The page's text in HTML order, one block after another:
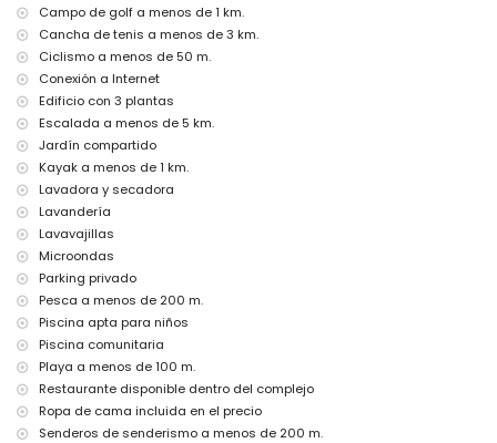
servicio de lavandería
calefacción por suelo radiante
cuna para niños (bajo demanda)
Entretenimiento y actividades de ocio para sus vacaciones en
Altea, Costa Blanca
casa)
parque de atracciones (Terra Mítica), parque temático (Terra Mítica),
zoológico (Terra Natura), parque de vida salvaje (Terra Natura) y
parque acuático (Aqualandia) (a menos de 10 kilómetros de la
casa)
Lugares de interés y cultura en Altea, Costa Blanca
sitio histórico (Iglesia casco antiguo) (a menos de 5 kilómetros del
alojamiento)
museo (Museo de Chocolate) y castillo (Castillo de Guadalest) (a
menos de 25 kilómetros del alojamiento)
Deportes
golf (Golf Don Cayo), senderismo, ciclismo, kayak, pesca, buceo,
snorkel y windsurf (a menos de 1000 metros del apartamento)
Campo de golf a menos de 1 km.
Cancha de tenis a menos de 3 km.
Ciclismo a menos de 50 m.
Conexión a Internet
Edificio con 3 plantas
Escalada a menos de 5 km.
Jardín compartido
Kayak a menos de 1 km.
Lavadora y secadora
Lavandería
Lavavajillas
Microondas
Parking privado
Pesca a menos de 200 m.
Piscina apta para niños
Piscina comunitaria
Playa a menos de 100 m.
Restaurante disponible dentro del complejo
Ropa de cama incluida en el precio
Senderos de senderismo a menos de 200 m.